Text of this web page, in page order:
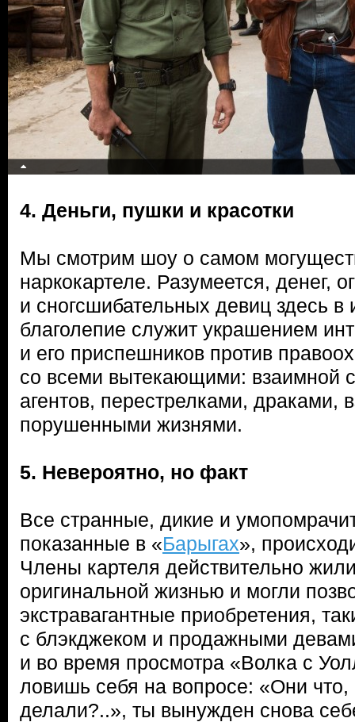
4. Деньги, пушки и красотки
Мы смотрим шоу о самом
наркокартеле. Разумеется, денег,
и сногсшибательных девиц здесь в
благолепие служит украшением
и его приспешников против
со всеми вытекающими: взаимной
агентов, перестрелками, драками,
порушенными жизнями.
5. Невероятно, но факт
Все странные, дикие и
показанные в «Барыгах»,
Члены картеля действительно
оригинальной жизнью и могли
экстравагантные приобретения,
с блэкджеком и продажными
и во время просмотра «Волка с
ловишь себя на вопросе: «Они что,
делали?..», ты вынужден снова